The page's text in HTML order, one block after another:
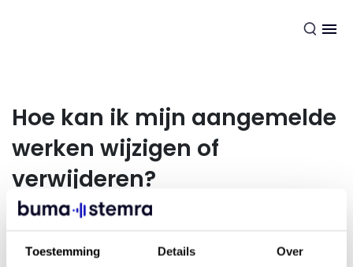
Toestemming Details Over
Hoe kan ik mijn aangemelde
werken wijzigen of
verwijderen?
Wél kun je je werk opnieuw aanmelden en op deze manier